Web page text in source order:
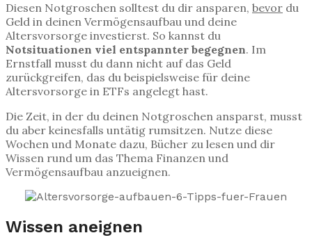
Diesen Notgroschen solltest du dir ansparen, bevor du
Geld in deinen Vermögensaufbau und deine
Altersvorsorge investierst. So kannst du
Notsituationen viel entspannter begegnen. Im
Ernstfall musst du dann nicht auf das Geld
zurückgreifen, das du beispielsweise für deine
Altersvorsorge in ETFs angelegt hast.
Die Zeit, in der du deinen Notgroschen ansparst, musst
du aber keinesfalls untätig rumsitzen. Nutze diese
Wochen und Monate dazu, Bücher zu lesen und dir
Wissen rund um das Thema Finanzen und
Vermögensaufbau anzueignen.
Wissen aneignen